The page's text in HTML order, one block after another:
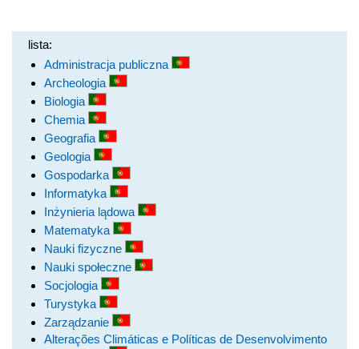
lista:
Administracja publiczna
Archeologia
Biologia
Chemia
Geografia
Geologia
Gospodarka
Informatyka
Inżynieria lądowa
Matematyka
Nauki fizyczne
Nauki społeczne
Socjologia
Turystyka
Zarządzanie
Alterações Climáticas e Políticas de Desenvolvimento